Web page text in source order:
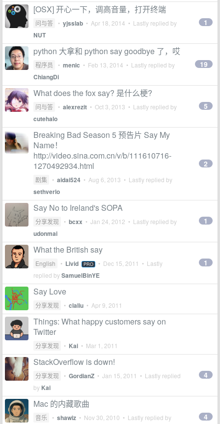
[OSX] 开心一下，调高音量，打开终端
问与答 • yjsslab • Apr 18, 2014 • Lastly replied by
NUT
1
python 大拿和 python say goodbye 了，哎
程序员 • menic • Feb 13, 2014 • Lastly replied by
ChiangDi
19
What does the fox say? 是什么梗?
问与答 • alexrezit • Oct 3, 2013 • Lastly replied by
cutehalo
5
Breaking Bad Season 5 预告片 Say My
Name！
http://video.sina.com.cn/v/b/111610716-
1270492934.html
剧集 • aidai524 • Aug 6, 2013 • Lastly replied by
sethverlo
2
Say No to Ireland's SOPA
分享发现 • bcxx • Jan 24, 2012 • Lastly replied by
udonmai
1
What the British say
English • Livid PRO • Dec 15, 2011 • Lastly
replied bySamuelBinYE
1
Say Love
分享发现 • claliu • Apr 9, 2011
Things: What happy customers say on
Twitter
分享发现 • Kai • Mar 1, 2011
StackOverflow is down!
分享发现 • GordianZ • Jan 15, 2011 • Lastly replied
by Kai
4
Mac 的内藏歌曲
音乐 • shawiz • Nov 30, 2010 • Lastly replied by 4